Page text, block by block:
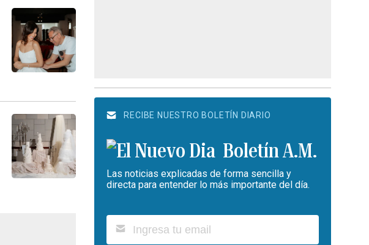
RECIBE NUESTRO BOLETÍN DIARIO
Boletín A.M.
Las noticias explicadas de forma sencilla y
directa para entender lo más importante del día.